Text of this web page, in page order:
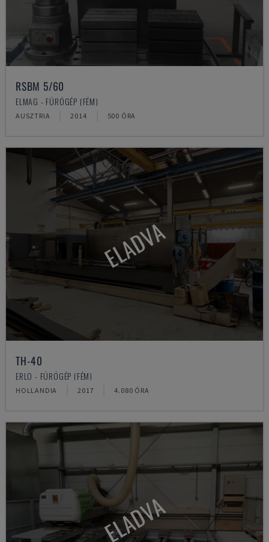
RSBM 5/60
ELMAG - FÚRÓGÉP (FÉM)
AUSZTRIA 2014 500 ÓRA
ELADVA
TH-40
ERLO - FÚRÓGÉP (FÉM)
HOLLANDIA 2017 4.080 ÓRA
ELADVA